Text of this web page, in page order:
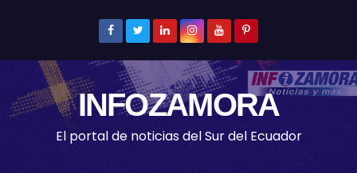
INFOZAMORA
El portal de noticias del Sur del Ecuador